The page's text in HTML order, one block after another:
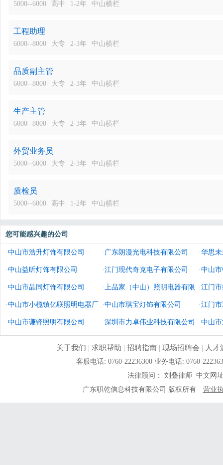
5000--6000 高中 1-2年 中山横栏
工程助理
6000--8000 大专 2-3年 中山横栏
品质副主管
6000--8000 大专 2-3年 中山横栏
生产主管
6000--8000 大专 2-3年 中山横栏
外贸业务员
5000--6000 大专 2-3年 中山横栏
质检员
5000--6000 高中 1-2年 中山横栏
您可能感兴趣的公司
·中山市浩升灯饰有限公司 ·广东朗漫光电科技有限公司 ·华思
造有限
·中山益昕灯饰有限公司 ·江门现代奇克电子有限公司 ·中山
·中山市晶同灯饰有限公司 ·上品家（中山）照明电器有限
公司
·江门
·中山市小榄镇亿联照明电器厂 ·中山市琪宝灯饰有限公司 ·江门
·中山市谦锋照明有限公司 ·深圳市力卓伟业科技有限公司 ·中山
关于我们 | 求职帮助 | 招聘指南| 现场招聘会 | 人才
客服电话: 0760-22236300 业务电话: 0760-
法律顾问： 刘叠律师 中文网
广东职乾信息科技有限公司 版权所有
营业